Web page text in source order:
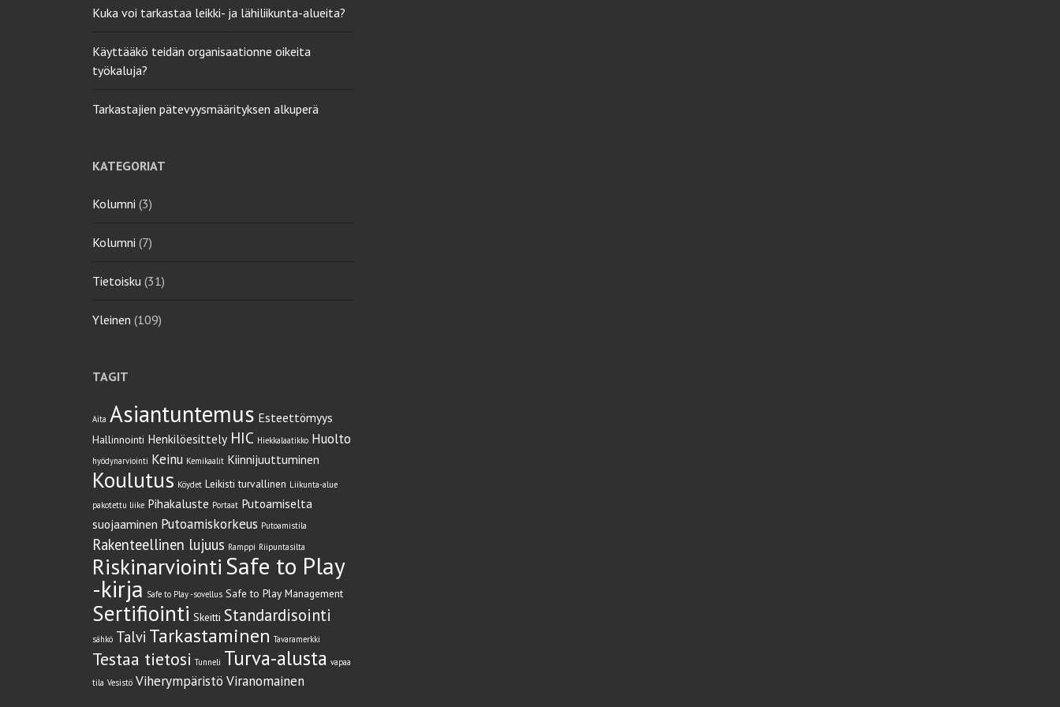
Kuka voi tarkastaa leikki- ja lähiliikunta-alueita?
Käyttääkö teidän organisaationne oikeita
työkaluja?
Tarkastajien pätevyysmäärityksen alkuperä
KATEGORIAT
Kolumni (3)
Kolumni (7)
Tietoisku (31)
Yleinen (109)
TAGIT
Aita Asiantuntemus Esteettömyys
Hallinnointi Henkilöesittely HIC Hiekkalaatikko Huolto
hyödynarviointi Keinu Kemikaalit Kiinnijuuttuminen
Koulutus Köydet Leikisti turvallinen Liikunta-alue
pakotettu liike Pihakaluste Portaat Putoamiselta
suojaaminen Putoamiskorkeus Putoamistila
Rakenteellinen lujuus Ramppi Riipuntasilta
Riskinarviointi Safe to Play
-kirja Safe to Play -sovellus Safe to Play Management
Sertifiointi Skeitti Standardisointi
sähkö Talvi Tarkastaminen Tavaramerkki
Testaa tietosi Tunneli Turva-alusta vapaa
tila Vesistö Viherympäristö Viranomainen